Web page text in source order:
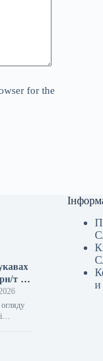
for the
т за
и